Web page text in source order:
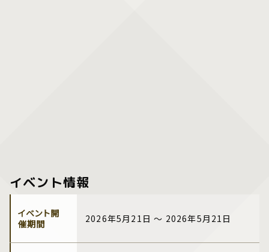
イベント情報
イベント開
催期間
2026年5月21日 ～ 2026年5月21日